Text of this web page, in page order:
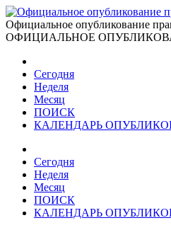
Официальное опубликование
ОФИЦИАЛЬНОЕ
Сегодня
Неделя
Месяц
ПОИСК
КАЛЕНДАРЬ
Сегодня
Неделя
Месяц
ПОИСК
КАЛЕНДАРЬ